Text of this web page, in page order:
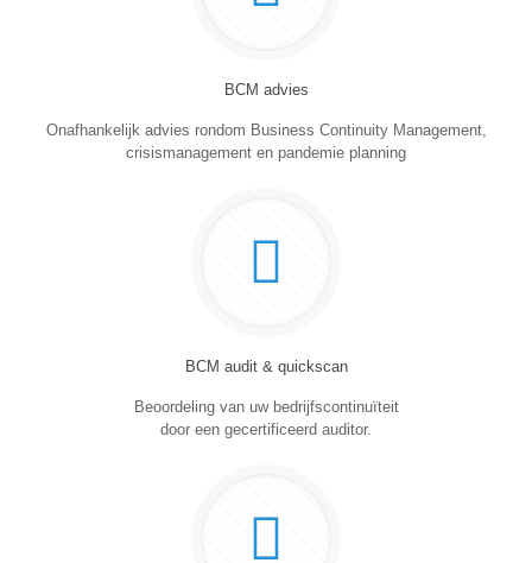
BCM advies
Onafhankelijk advies rondom Business Continuity Management,
crisismanagement en pandemie planning
BCM audit & quickscan
Beoordeling van uw bedrijfscontinuïteit
door een gecertificeerd auditor.